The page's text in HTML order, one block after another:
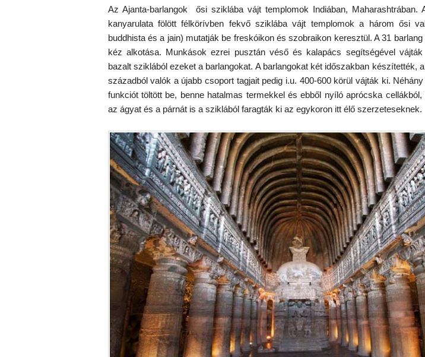
Az Ajanta-barlangok ősi sziklába vájt templomok Indiában, Maharashtrában.
kanyarulata fölött félkörívben fekvő sziklába vájt templomok a három ősi
buddhista és a jain) mutatják be freskóikon és szobraikon keresztül. A 31
kéz alkotása. Munkások ezrei pusztán véső és kalapács segítségével
bazalt sziklából ezeket a barlangokat. A barlangokat két időszakban készítették,
századból valók a újabb csoport tagjait pedig i.u. 400-600 körül vájták ki.
funkciót töltött be, benne hatalmas termekkel és ebből nyíló aprócska
az ágyat és a párnát is a sziklából faragták ki az egykoron itt élő szerzeteseknek.